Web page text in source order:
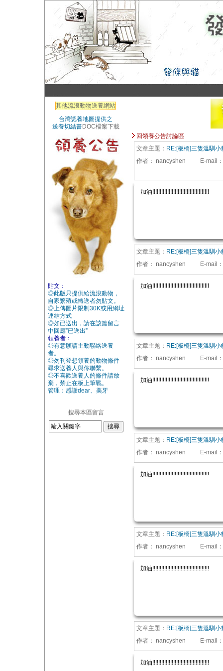
其他流浪動物送養網站
台灣認養地圖提供之
送養切結書DOC檔案下載
貼文：
◎此版只提供給流浪動物，
自家繁殖或轉送者勿貼文。
◎上傳圖片限制30K或用網址
連結方式
◎如已送出，請在該篇留言
中回應”已送出”
領養者：
◎有意願請主動聯絡送養
者。
◎勿刊登想領養的動物條件
尋求送養人與你聯繫。
◎不喜歡送養人的條件請放
棄，禁止在板上筆戰。
管理：感謝dear、美牙
搜尋本區留言
回領養公告討論區
文章主題： RE:[板橋]三隻溫馴小
作者： nancyshen E-mail ：
加油!!!!!!!!!!!!!!!!!!!!!!!!!!!!!!!!!!!!!!
文章主題： RE:[板橋]三隻溫馴小
作者： nancyshen E-mail ：
加油!!!!!!!!!!!!!!!!!!!!!!!!!!!!!!!!!!!!!!
文章主題： RE:[板橋]三隻溫馴小
作者： nancyshen E-mail ：
加油!!!!!!!!!!!!!!!!!!!!!!!!!!!!!!!!!!!!!!
文章主題： RE:[板橋]三隻溫馴小
作者： nancyshen E-mail ：
加油!!!!!!!!!!!!!!!!!!!!!!!!!!!!!!!!!!!!!!
文章主題： RE:[板橋]三隻溫馴小
作者： nancyshen E-mail ：
加油!!!!!!!!!!!!!!!!!!!!!!!!!!!!!!!!!!!!!!
文章主題： RE:[板橋]三隻溫馴小
作者： nancyshen E-mail ：
加油!!!!!!!!!!!!!!!!!!!!!!!!!!!!!!!!!!!!!!